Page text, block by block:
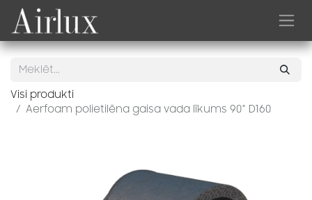
Skip to Content
Visi produkti
Aerfoam polietilēna gaisa vada līkums 90° D160